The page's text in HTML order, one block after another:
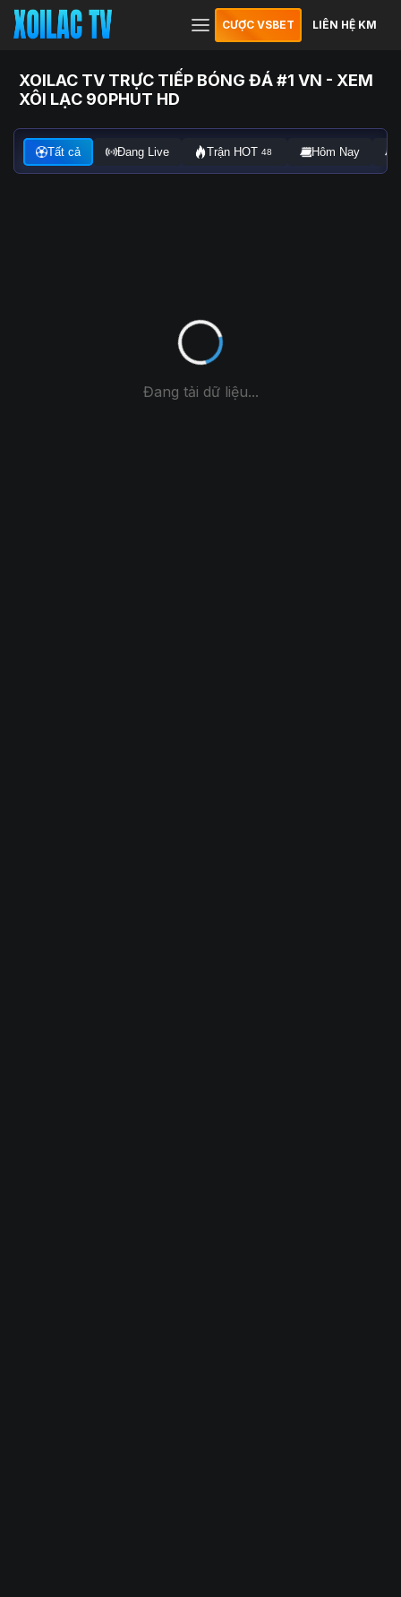
CƯỢC VSBET LIÊN HỆ KM
XOILAC TV TRỰC TIẾP BÓNG ĐÁ #1 VN - XEM
XÔI LẠC 90PHUT HD
Tất cả Đang Live Trận HOT 48 Hôm Nay
Đang tải dữ liệu...